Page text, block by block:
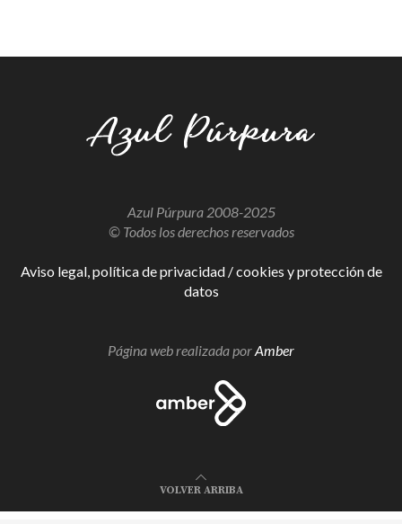
Azul Púrpura 2008-2025
© Todos los derechos reservados
Aviso legal, política de privacidad / cookies y protección de
datos
Página web realizada porAmber
VOLVER ARRIBA